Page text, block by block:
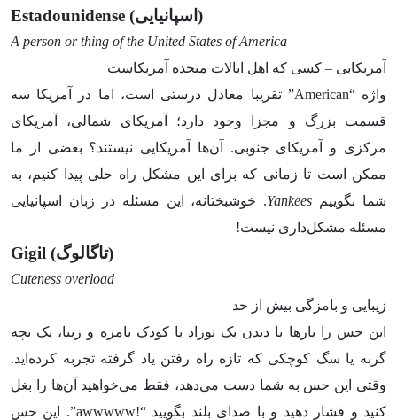
Estadounidense (اسپانیایی)
A person or thing of the United States of America
آمریکایی – کسی که اهل ایالات متحده آمریکاست
واژه “American” تقریبا معادل درستی است، اما در آمریکا سه
قسمت بزرگ و مجزا وجود دارد؛ آمریکای شمالی، آمریکای
مرکزی و آمریکای جنوبی. آن‌ها آمریکایی نیستند؟ بعضی از ما
ممکن است تا زمانی که برای این مشکل راه حلی پیدا کنیم، به
شما بگوییم Yankees. خوشبختانه، این مسئله در زبان اسپانیایی
مسئله مشکل‌داری نیست!
Gigil (تاگالوگ)
Cuteness overload
زیبایی و بامزگی بیش از حد
این حس را بارها با دیدن یک نوزاد یا کودک بامزه و زیبا، یک بچه
گربه یا سگ کوچکی که تازه راه رفتن یاد گرفته تجربه کرده‌اید.
وقتی این حس به شما دست می‌دهد، فقط می‌خواهید آن‌ها را بغل
کنید و فشار دهید و با صدای بلند بگویید “!awwwww”. این حس